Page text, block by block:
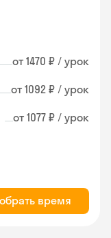
от 1470 ₽ / урок
от 1092 ₽ / урок
от 1077 ₽ / урок
время